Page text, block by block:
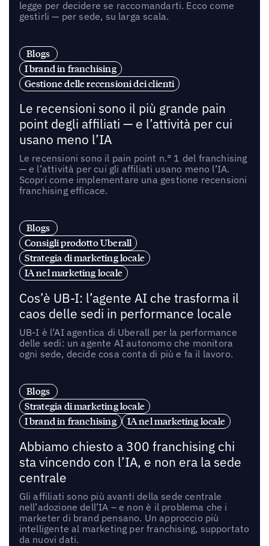
legge per decidere se raccomandarti. Ecco come
gestirli — per sede, su larga scala.
Blogs
I brand in franchising
Gestione delle recensioni dei clienti
Le recensioni sono il più grande pain
point degli affiliati — e l’attività per cui
usano meno l’IA
Le recensioni sono il pain point n.° 1 del franchising
— e l’attività per cui gli affiliati usano meno l’IA.
Scopri come implementare una gestione recensioni
franchising efficace.
Blogs
Consigli prodotto Uberall
Strategia di marketing locale
IA nel marketing locale
Cos’è UB-I: l’agente AI che trasforma il
caos delle sedi in performance locale
UB-I è l’AI agentica di Uberall per la performance
delle sedi: un agente AI autonomo che monitora
ogni sede, decide cosa conta di più e fa il lavoro.
Blogs
Strategia di marketing locale
I brand in franchising
IA nel marketing locale
Abbiamo chiesto a 300 franchising chi
sta vincendo con l’IA, e non era la sede
centrale
Gli affiliati sono più avanti della sede centrale
nell’adozione dell’IA – e non è il problema che i
marketer di brand pensano. Un approccio più
intelligente al marketing per franchising, supportato
da nuovi dati.